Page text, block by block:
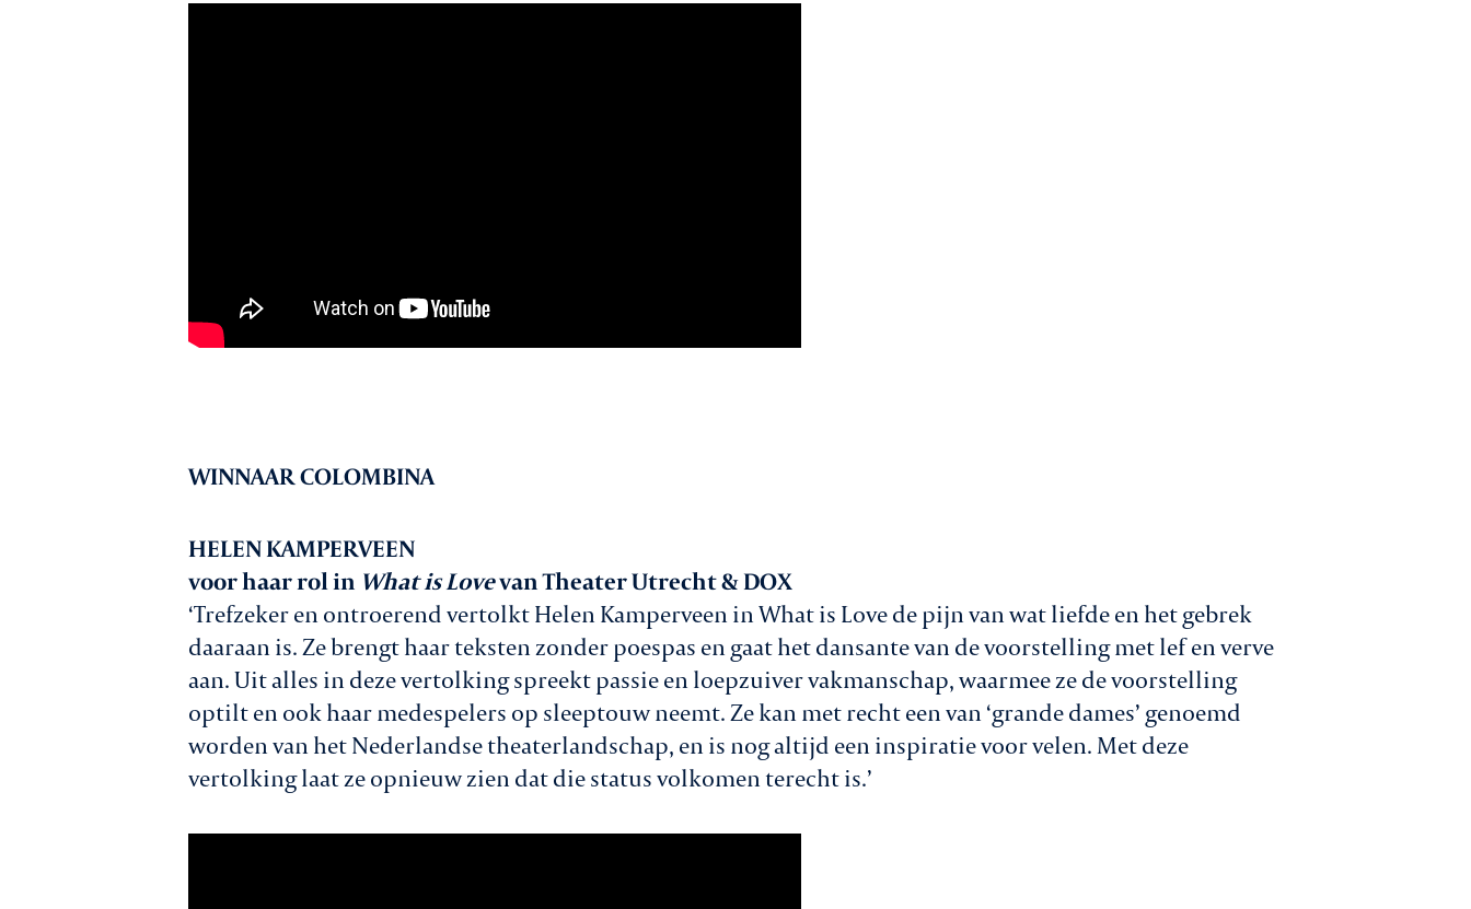
WINNAAR COLOMBINA
HELEN KAMPERVEEN
voor haar rol in What is Lovevan Theater Utrecht & DOX
‘Trefzeker en ontroerend vertolkt Helen Kamperveen in What is Love de pijn van wat liefde en het gebrek
daaraan is. Ze brengt haar teksten zonder poespas en gaat het dansante van de voorstelling met lef en verve
aan. Uit alles in deze vertolking spreekt passie en loepzuiver vakmanschap, waarmee ze de voorstelling
optilt en ook haar medespelers op sleeptouw neemt. Ze kan met recht een van ‘grande dames’ genoemd
worden van het Nederlandse theaterlandschap, en is nog altijd een inspiratie voor velen. Met deze
vertolking laat ze opnieuw zien dat die status volkomen terecht is.’